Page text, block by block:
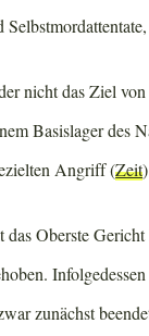
nicht das Ziel
Basislager des
Angriff (Zeit
Oberste
zunächst